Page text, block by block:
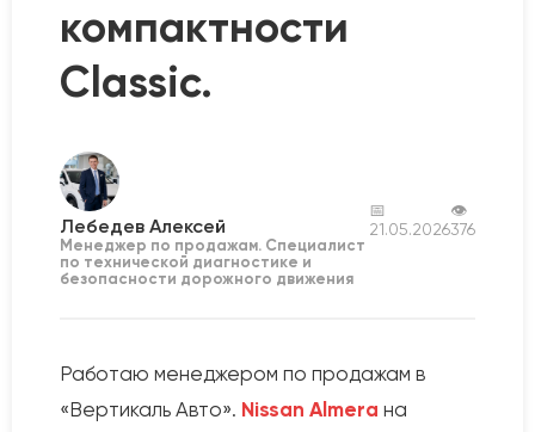
компактности
Classic.
Лебедев Алексей
Менеджер по продажам. Специалист
по технической диагностике и
безопасности дорожного движения
📅
21.05.2026
👁
376
Работаю менеджером по продажам в
«Вертикаль Авто». Nissan Almera на